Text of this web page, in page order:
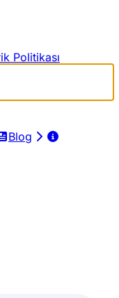
Politikası
Blog